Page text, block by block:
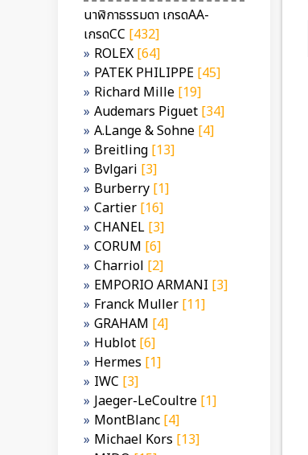
นาฬิกาธรรมดา เกรดAA-
เกรดCC [432]
ROLEX [64]
PATEK PHILIPPE [45]
Richard Mille [19]
Audemars Piguet [34]
A.Lange & Sohne [4]
Breitling [13]
Bvlgari [3]
Burberry [1]
Cartier [16]
CHANEL [3]
CORUM [6]
Charriol [2]
EMPORIO ARMANI [3]
Franck Muller [11]
GRAHAM [4]
Hublot [6]
Hermes [1]
IWC [3]
Jaeger-LeCoultre [1]
MontBlanc [4]
Michael Kors [13]